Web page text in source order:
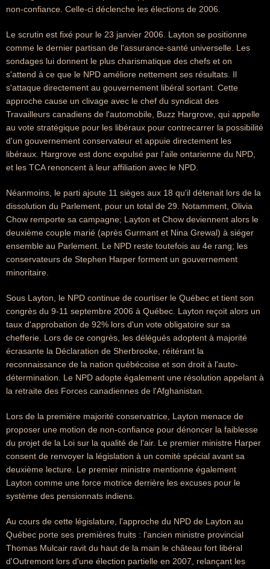
non-confiance. Celle-ci déclenche les élections de 2006.
Le scrutin est fixé pour le 23 janvier 2006. Layton se positionne
comme le dernier partisan de l'assurance-santé universelle. Les
sondages lui donnent le plus charismatique des chefs et on
s'attend à ce que le NPD améliore nettement ses résultats. Il
s'attaque directement au gouvernement libéral sortant. Cette
approche cause un clivage avec le chef du syndicat des
Travailleurs canadiens de l'automobile, Buzz Hargrove, qui appelle
au vote stratégique pour les libéraux pour contrecarrer la possibilité
d'un gouvernement conservateur et appuie directement les
libéraux. Hargrove est donc expulsé par l'aile ontarienne du NPD,
et les TCA renoncent à leur affiliation avec le NPD.
Néanmoins, le parti ajoute 11 sièges aux 18 qu'il détenait lors de la
dissolution du Parlement, pour un total de 29. Notamment, Olivia
Chow remporte sa campagne; Layton et Chow deviennent alors le
deuxième couple marié (après Gurmant et Nina Grewal) à siéger
ensemble au Parlement. Le NPD reste toutefois au 4e rang; les
conservateurs de Stephen Harper forment un gouvernement
minoritaire.
Sous Layton, le NPD continue de courtiser le Québec et tient son
congrès du 9-11 septembre 2006 à Québec. Layton reçoit alors un
taux d'approbation de 92% lors d'un vote obligatoire sur sa
chefferie. Lors de ce congrès, les délégués adoptent à majorité
écrasante la Déclaration de Sherbrooke, réitérant la
reconnaissance de la nation québécoise et son droit à l'auto-
détermination. Le NPD adopte également une résolution appelant à
la retraite des Forces canadiennes de l'Afghanistan.
Lors de la première majorité conservatrice, Layton menace de
proposer une motion de non-confiance pour dénoncer la faiblesse
du projet de la Loi sur la qualité de l'air. Le premier ministre Harper
consent de renvoyer la législation à un comité spécial avant sa
deuxième lecture. Le premier ministre mentionne également
Layton comme une force motrice derrière les excuses pour le
système des pensionnats indiens.
Au cours de cette législature, l'approche du NPD de Layton au
Québec porte ses premières fruits : l'ancien ministre provincial
Thomas Mulcair ravit du haut de la main le château fort libéral
d'Outremont lors d'une élection partielle en 2007, relançant les